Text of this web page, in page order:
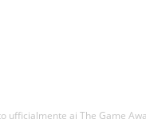
ufficialmente ai The Game